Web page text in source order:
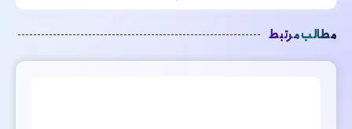
مطالب مرتبط